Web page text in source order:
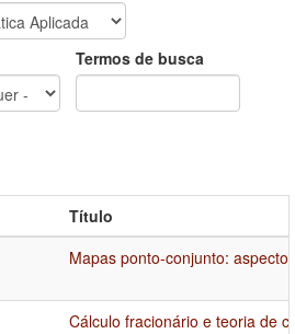
Termos de busca
Título
Mapas ponto-conjunto:
Cálculo fracionário e teoria de